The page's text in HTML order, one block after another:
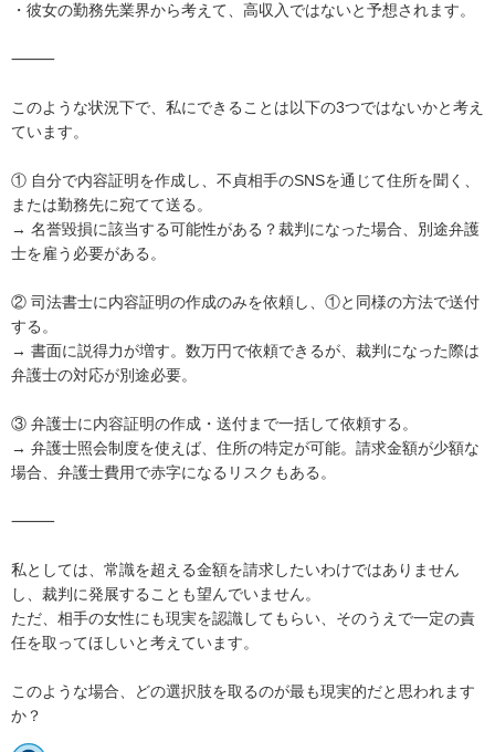
・彼女の勤務先業界から考えて、高収入ではないと予想されます。
⸻
このような状況下で、私にできることは以下の3つではないかと考え
ています。
① 自分で内容証明を作成し、不貞相手のSNSを通じて住所を聞く、
または勤務先に宛てて送る。
→ 名誉毀損に該当する可能性がある？裁判になった場合、別途弁護
士を雇う必要がある。
② 司法書士に内容証明の作成のみを依頼し、①と同様の方法で送付
する。
→ 書面に説得力が増す。数万円で依頼できるが、裁判になった際は
弁護士の対応が別途必要。
③ 弁護士に内容証明の作成・送付まで一括して依頼する。
→ 弁護士照会制度を使えば、住所の特定が可能。請求金額が少額な
場合、弁護士費用で赤字になるリスクもある。
⸻
私としては、常識を超える金額を請求したいわけではありません
し、裁判に発展することも望んでいません。
ただ、相手の女性にも現実を認識してもらい、そのうえで一定の責
任を取ってほしいと考えています。
このような場合、どの選択肢を取るのが最も現実的だと思われます
か？